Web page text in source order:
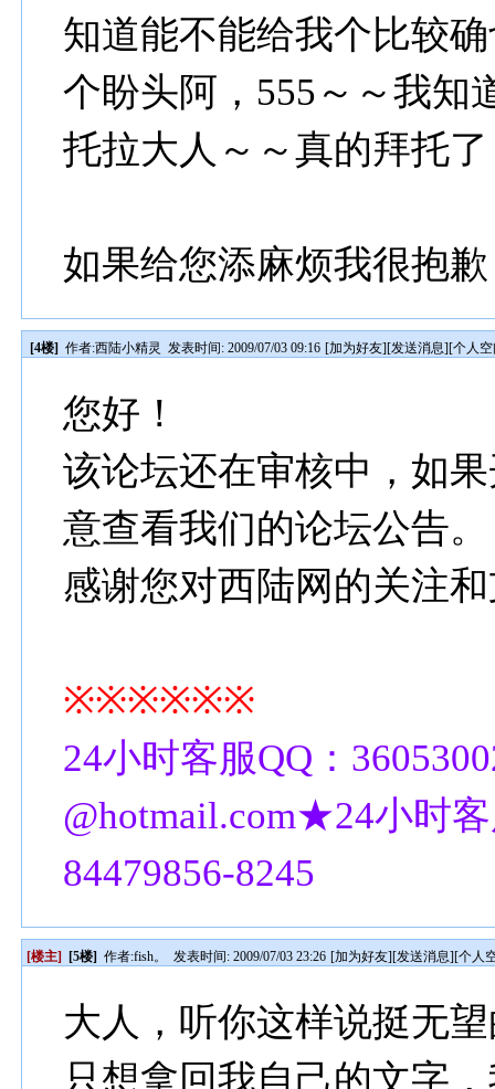
知道能不能给我个比较
个盼头阿，555～～我知
托拉大人～～真的拜托
如果给您添麻烦我很抱
[4楼] 作者:西陆小精灵 发表时间: 2009/07/03 09:16 [加为好友][发送消息][个人
您好！
该论坛还在审核中，如
意查看我们的论坛公告。
感谢您对西陆网的关注
※※※※※※
24小时客服QQ：
@hotmail.com★24小时
84479856-8245
[楼主] [5楼] 作者:fish。 发表时间: 2009/07/03 23:26 [加为好友][发送消息][个人
大人，听你这样说挺无
只想拿回我自己的文字